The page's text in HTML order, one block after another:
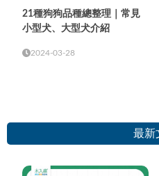
21種狗狗品種總整理｜常見
小型犬、大型犬介紹
2024-03-28
最新